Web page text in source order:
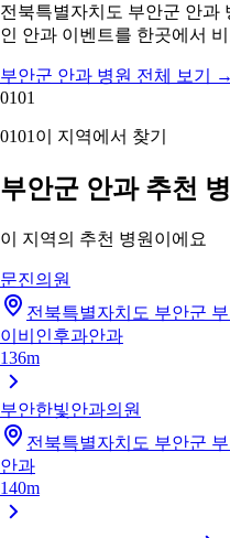
전북특별자치도 부안군 안과
인 안과 이벤트를 한곳에서
부안군 안과 병원 전체 보기
→
0101
0101 이 지역에서 찾기
부안군 안과 추천
이 지역의 추천 병원이에요
문진의원
전북특별자치도 부안군
이비인후과안과
136m
부안한빛안과의원
전북특별자치도 부안군
안과
140m